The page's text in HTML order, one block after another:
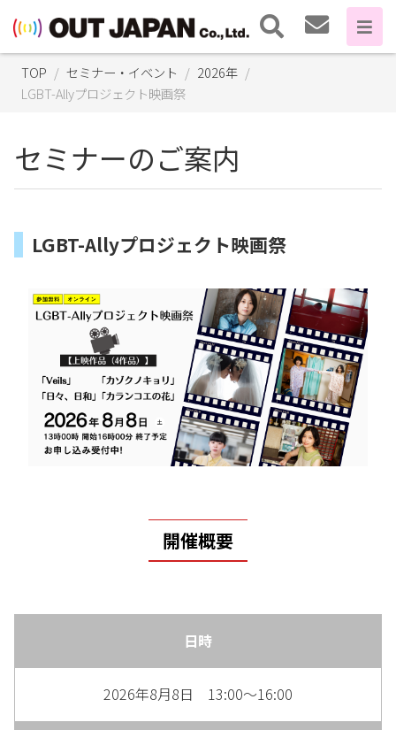
TOP セミナー・イベント
2026年
LGBT-Allyプロジェクト映画祭
セミナーのご案内
LGBT-Allyプロジェクト映画祭
開催概要
日時
2026年8月8日 13:00～16:00